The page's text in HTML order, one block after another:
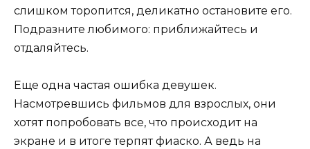
слишком торопится, деликатно остановите его.
Подразните любимого: приближайтесь и
отдаляйтесь.
Еще одна частая ошибка девушек.
Насмотревшись фильмов для взрослых, они
хотят попробовать все, что происходит на
экране и в итоге терпят фиаско. А ведь на